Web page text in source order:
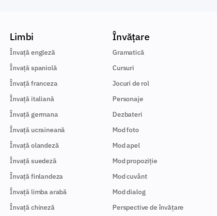
Limbi
Învață engleză
Învață spaniolă
Învață franceza
Învață italiană
Învață germana
Învață ucraineană
Învață olandeză
Învață suedeză
Învață finlandeza
Învață limba arabă
Învață chineză
Învățare
Gramatică
Cursuri
Jocuri de rol
Personaje
Dezbateri
Mod foto
Mod apel
Mod propoziție
Mod cuvânt
Mod dialog
Perspective de învățare